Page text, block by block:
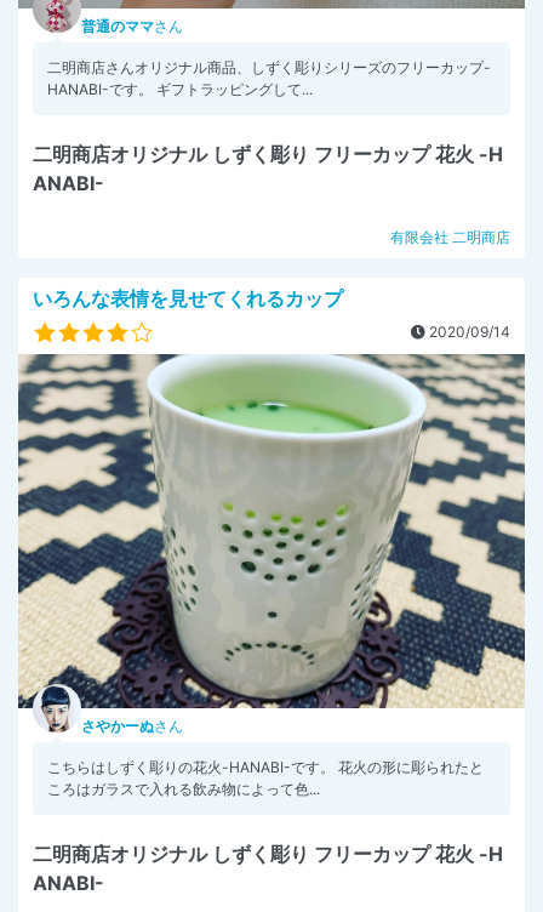
普通のママさん
二明商店さんオリジナル商品、しずく彫りシリーズのフリーカップ-
HANABI-です。 ギフトラッピングして...
二明商店オリジナル しずく彫り フリーカップ 花火 -H
ANABI-
有限会社 二明商店
いろんな表情を見せてくれるカップ
2020/09/14
さやかーぬさん
こちらはしずく彫りの花火-HANABI-です。 花火の形に彫られたと
ころはガラスで入れる飲み物によって色...
二明商店オリジナル しずく彫り フリーカップ 花火 -H
ANABI-